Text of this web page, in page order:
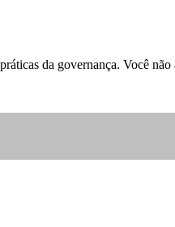
da governança. Você não